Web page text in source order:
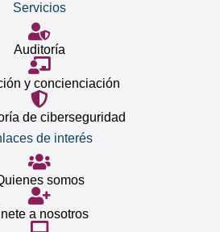
Servicios
Auditoría
y concienciación
de ciberseguridad
de interés
somos
a nosotros